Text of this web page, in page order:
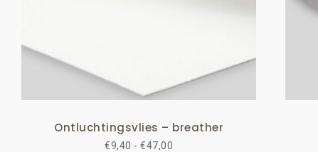
Ontluchtingsvlies – breather
€9,40 - €47,00